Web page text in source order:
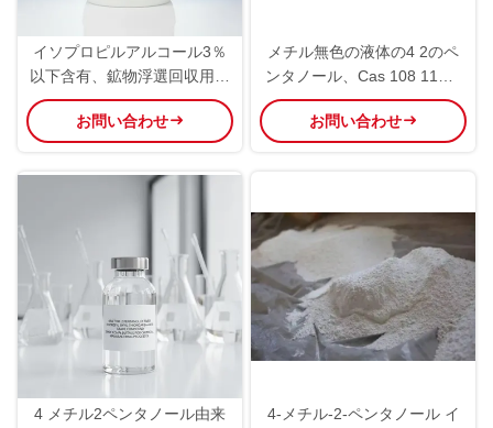
イソプロピルアルコール3％
以下含有、鉱物浮選回収用4-
メチル-2-ペンタノール浮選試
薬 CAS番号 9003-05-8
お問い合わせ
メチル無色の液体の4 2のペ
ンタノール、Cas 108 11の2
つの化学製品
お問い合わせ
4 メチル2ペンタノール由来
4-メチル-2-ペンタノール イ